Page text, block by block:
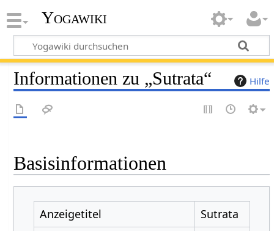
Yogawiki
Hilfe
Informationen zu „Sutrata“
Basisinformationen
Anzeigetitel
Sutrata